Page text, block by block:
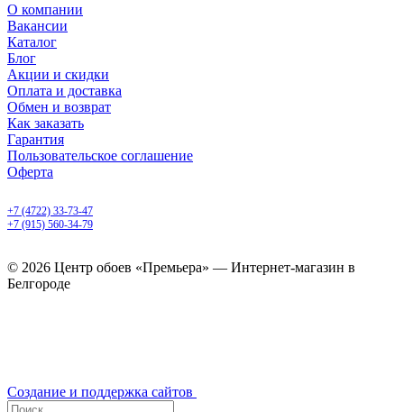
О компании
Вакансии
Каталог
Блог
Акции и скидки
Оплата и доставка
Обмен и возврат
Как заказать
Гарантия
Пользовательское соглашение
Оферта
+7 (4722) 33-73-47
+7 (915) 560-34-79
© 2026 Центр обоев «Премьера» — Интернет-магазин в
Белгороде
Создание и поддержка сайтов